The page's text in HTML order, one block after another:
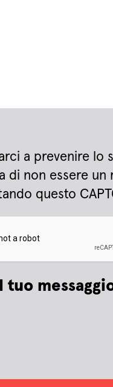
a prevenire lo
di non essere un
questo
tuo